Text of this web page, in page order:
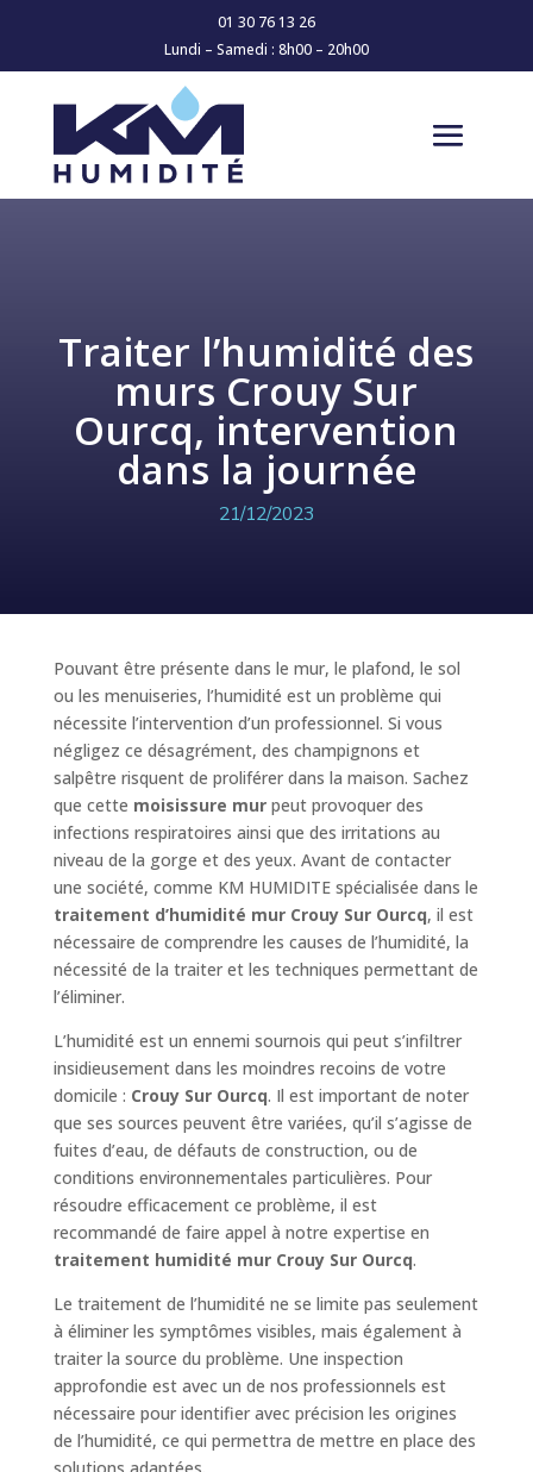
01 30 76 13 26
Lundi – Samedi : 8h00 – 20h00
Traiter l’humidité des
murs Crouy Sur
Ourcq, intervention
dans la journée
21/12/2023
Pouvant être présente dans le mur, le plafond, le sol
ou les menuiseries, l’humidité est un problème qui
nécessite l’intervention d’un professionnel. Si vous
négligez ce désagrément, des champignons et
salpêtre risquent de proliférer dans la maison. Sachez
que cette moisissure murpeut provoquer des
infections respiratoires ainsi que des irritations au
niveau de la gorge et des yeux. Avant de contacter
une société, comme KM HUMIDITE spécialisée dans le
traitement d’humidité mur Crouy Sur Ourcq, il est
nécessaire de comprendre les causes de l’humidité, la
nécessité de la traiter et les techniques permettant de
l’éliminer.
L’humidité est un ennemi sournois qui peut s’infiltrer
insidieusement dans les moindres recoins de votre
domicile : Crouy Sur Ourcq. Il est important de noter
que ses sources peuvent être variées, qu’il s’agisse de
fuites d’eau, de défauts de construction, ou de
conditions environnementales particulières. Pour
résoudre efficacement ce problème, il est
recommandé de faire appel à notre expertise en
traitement humidité mur Crouy Sur Ourcq.
Le traitement de l’humidité ne se limite pas seulement
à éliminer les symptômes visibles, mais également à
traiter la source du problème. Une inspection
approfondie est avec un de nos professionnels est
nécessaire pour identifier avec précision les origines
de l’humidité, ce qui permettra de mettre en place des